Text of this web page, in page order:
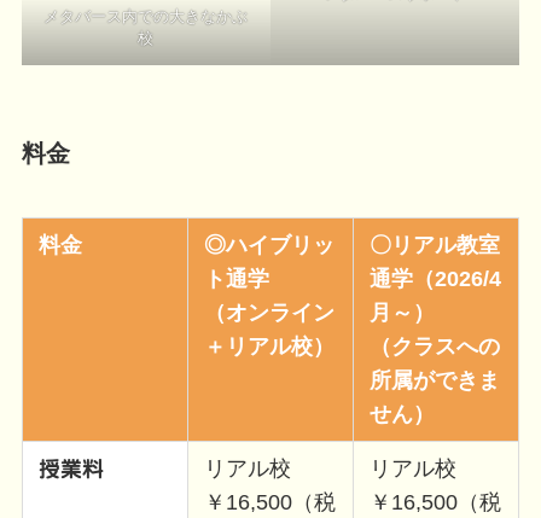
メタバース内での大きなかぶ
校
料金
料金
◎ハイブリッ
ト通学
（オンライン
＋リアル校）
〇リアル教室
通学（2026/4
月～）
（クラスへの
所属ができま
せん）
授業料
リアル校
￥16,500（税
リアル校
￥16,500（税